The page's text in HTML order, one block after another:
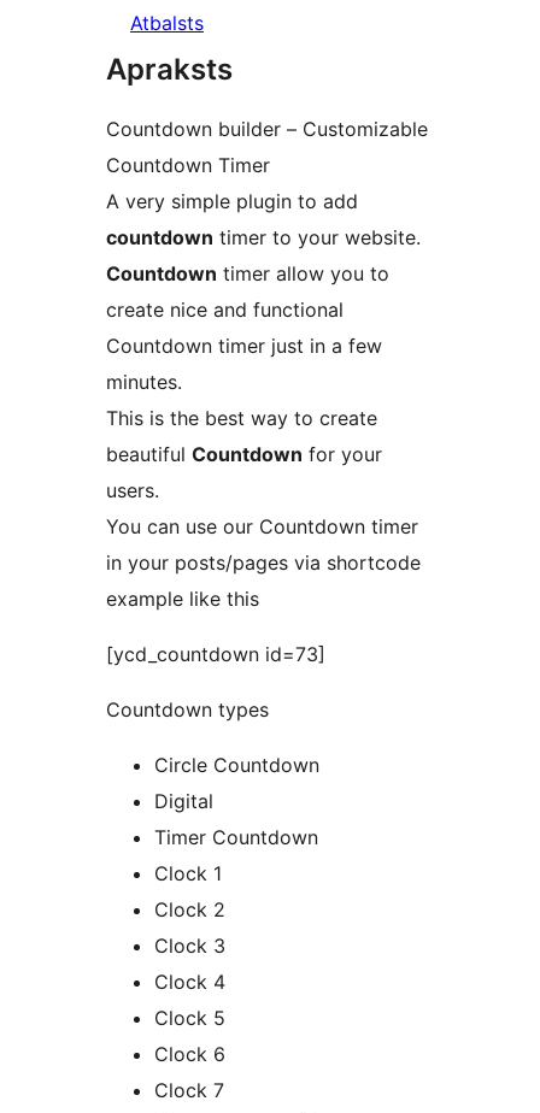
Atbalsts
Apraksts
Countdown builder – Customizable
Countdown Timer
A very simple plugin to add
countdown timer to your website.
Countdown timer allow you to
create nice and functional
Countdown timer just in a few
minutes.
This is the best way to create
beautiful Countdown for your
users.
You can use our Countdown timer
in your posts/pages via shortcode
example like this
[ycd_countdown id=73]
Countdown types
Circle Countdown
Digital
Timer Countdown
Clock 1
Clock 2
Clock 3
Clock 4
Clock 5
Clock 6
Clock 7